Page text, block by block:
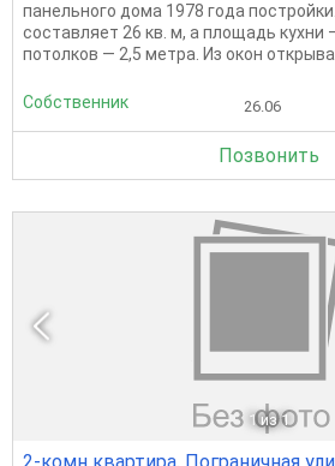
панельного дома 1978 года
составляет 26 кв. м, а площадь кухни
потолков — 2,5 метра. Из окон
Собственник 26.06
Позвонить
1 из 1